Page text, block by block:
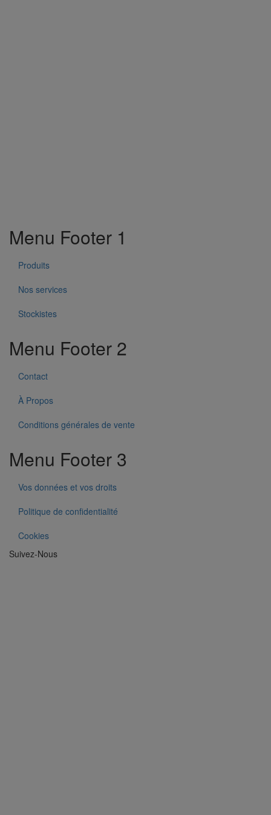
Menu Footer 1
Produits
Nos services
Stockistes
Menu Footer 2
Contact
À Propos
Conditions générales de vente
Menu Footer 3
Vos données et vos droits
Politique de confidentialité
Cookies
Suivez-Nous